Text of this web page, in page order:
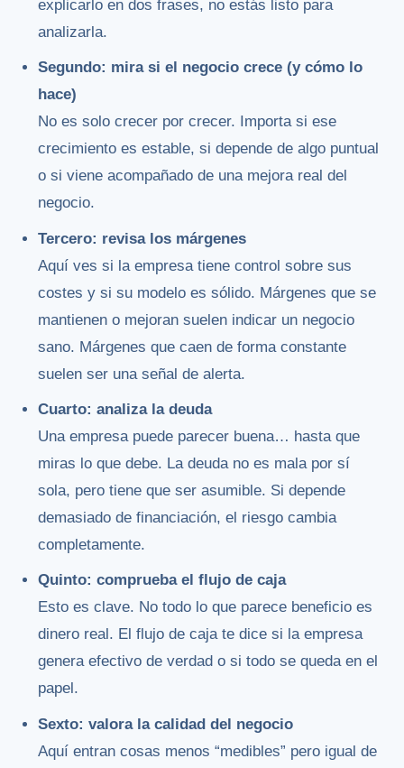
explicarlo en dos frases, no estás listo para
analizarla.
Segundo: mira si el negocio crece (y cómo lo
hace)
No es solo crecer por crecer. Importa si ese
crecimiento es estable, si depende de algo puntual
o si viene acompañado de una mejora real del
negocio.
Tercero: revisa los márgenes
Aquí ves si la empresa tiene control sobre sus
costes y si su modelo es sólido. Márgenes que se
mantienen o mejoran suelen indicar un negocio
sano. Márgenes que caen de forma constante
suelen ser una señal de alerta.
Cuarto: analiza la deuda
Una empresa puede parecer buena… hasta que
miras lo que debe. La deuda no es mala por sí
sola, pero tiene que ser asumible. Si depende
demasiado de financiación, el riesgo cambia
completamente.
Quinto: comprueba el flujo de caja
Esto es clave. No todo lo que parece beneficio es
dinero real. El flujo de caja te dice si la empresa
genera efectivo de verdad o si todo se queda en el
papel.
Sexto: valora la calidad del negocio
Aquí entran cosas menos “medibles” pero igual de